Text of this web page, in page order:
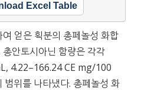
Excel Table
얻은 획분의 총페놀성 화합
안토시아닌 함량은 각각
4.22–166.24 CE mg/100
위를 나타냈다. 총페놀성 화